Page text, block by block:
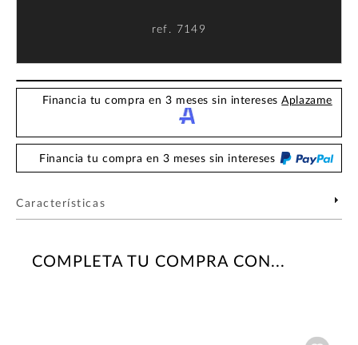
ref. 7149
Financia tu compra en 3 meses sin interesesAplazame
Financia tu compra en 3 meses sin intereses
Características
COMPLETA TU COMPRA CON...